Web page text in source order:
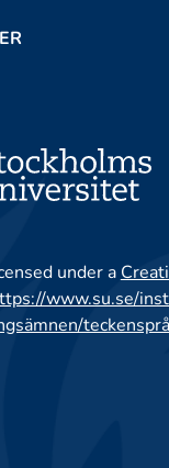
under a
www.su.se/